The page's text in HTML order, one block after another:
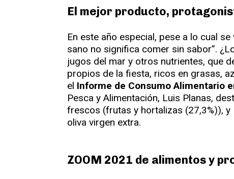
El mejor producto,
En este año especial, pese a lo cual
sano no significa comer sin sabor”.
jugos del mar y otros nutrientes, que
propios de la fiesta, ricos en grasas,
el Informe de Consumo Alimentario
Pesca y Alimentación, Luis Planas,
frescos (frutas y hortalizas (27,3%)),
oliva virgen extra.
ZOOM 2021 de alimentos y